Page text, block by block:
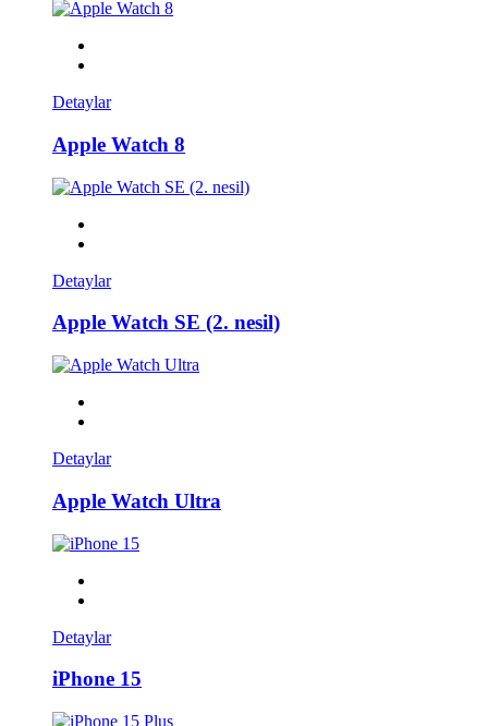
Detaylar
Apple Watch 8
Detaylar
Apple Watch SE (2. nesil)
Detaylar
Apple Watch Ultra
Detaylar
iPhone 15